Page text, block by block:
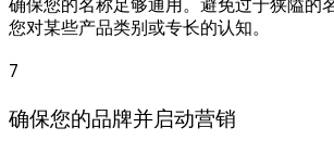
确保您的名称足够通用。避免过于狭隘的
您对某些产品类别或专长的认知。
7
确保您的品牌并启动营销